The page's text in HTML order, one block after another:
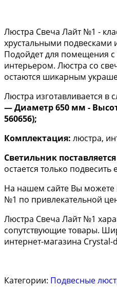
Люстра Свеча Лайт №1 -
хрустальными подвесками
Подойдет для помещения с
интерьером. Люстра со
остаются шикарным
Люстра изготавливается в
— Диаметр 650 мм -
560656);
Комплектация: люстра,
Светильник
остается только подвесить
На нашем сайте Вы можете
№1 по привлекательной
Люстра Свеча Лайт №1
сопутствующие товары.
интернет-магазина
Категории: Подвесные